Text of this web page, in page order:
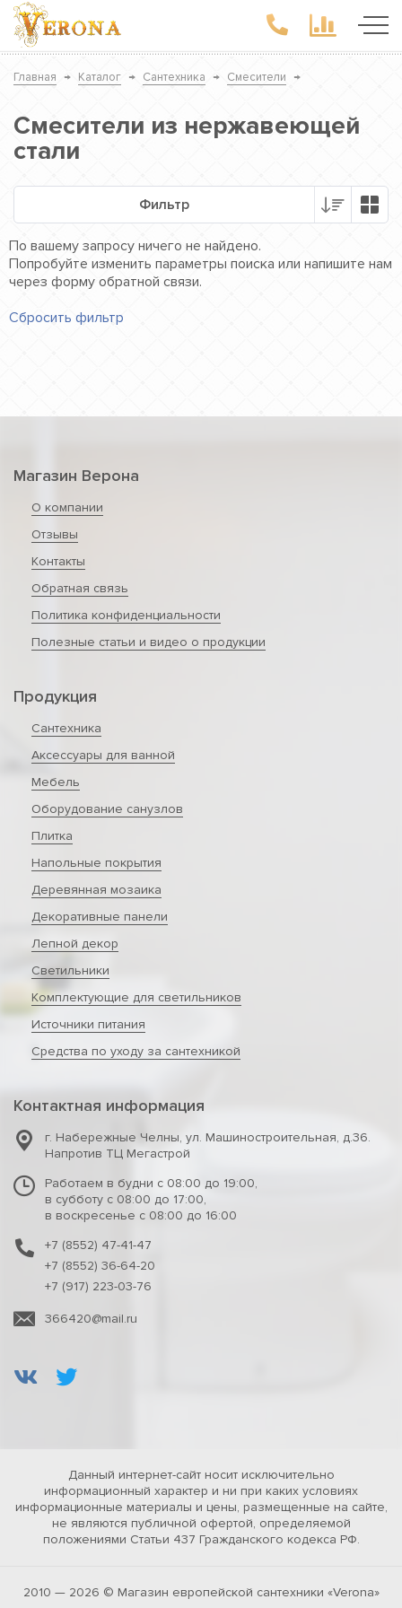
Главная → Каталог → Сантехника → Смесители →
Смесители из нержавеющей
стали
Фильтр
По вашему запросу ничего не найдено.
Попробуйте изменить параметры поиска или напишите нам
через форму обратной связи.
Сбросить фильтр
Магазин Верона
О компании
Отзывы
Контакты
Обратная связь
Политика конфиденциальности
Полезные статьи и видео о продукции
Продукция
Сантехника
Аксессуары для ванной
Мебель
Оборудование санузлов
Плитка
Напольные покрытия
Деревянная мозаика
Декоративные панели
Лепной декор
Светильники
Комплектующие для светильников
Источники питания
Средства по уходу за сантехникой
Контактная информация
г. Набережные Челны, ул. Машиностроительная, д.36.
Напротив ТЦ Мегастрой
Работаем в будни с 08:00 до 19:00,
в субботу с 08:00 до 17:00,
в воскресенье с 08:00 до 16:00
+7 (8552) 47-41-47
+7 (8552) 36-64-20
+7 (917) 223-03-76
366420@mail.ru
Данный интернет-сайт носит исключительно
информационный характер и ни при каких условиях
информационные материалы и цены, размещенные на сайте,
не являются публичной офертой, определяемой
положениями Статьи 437 Гражданского кодекса РФ.
2010 — 2026 © Магазин европейской сантехники «Verona»